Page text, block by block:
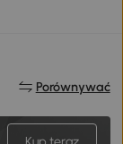
Porównywać